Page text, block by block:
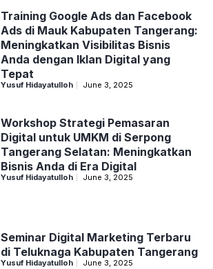
Training Google Ads dan Facebook
Ads di Mauk Kabupaten Tangerang:
Meningkatkan Visibilitas Bisnis
Anda dengan Iklan Digital yang
Tepat
Yusuf Hidayatulloh June 3, 2025
Workshop Strategi Pemasaran
Digital untuk UMKM di Serpong
Tangerang Selatan: Meningkatkan
Bisnis Anda di Era Digital
Yusuf Hidayatulloh June 3, 2025
Seminar Digital Marketing Terbaru
di Teluknaga Kabupaten Tangerang
Yusuf Hidayatulloh June 3, 2025